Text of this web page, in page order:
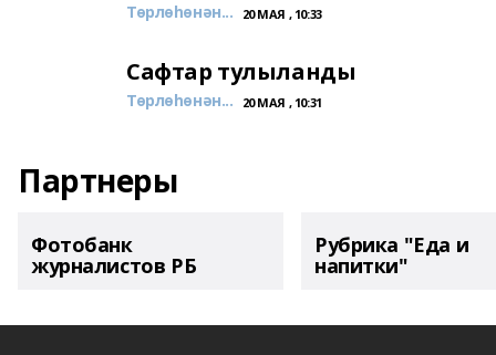
Төрлөһөнән... 20 МАЯ , 10:33
Сафтар тулыланды
Төрлөһөнән... 20 МАЯ , 10:31
Партнеры
Фотобанк
журналистов РБ
Рубрика "Еда и
напитки"